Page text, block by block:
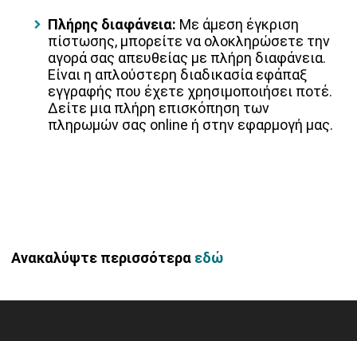
Πλήρης διαφάνεια: Με άμεση έγκριση
πίστωσης, μπορείτε να ολοκληρώσετε την
αγορά σας απευθείας με πλήρη διαφάνεια.
Είναι η απλούστερη διαδικασία εφάπαξ
εγγραφής που έχετε χρησιμοποιήσει ποτέ.
Δείτε μια πλήρη επισκόπηση των
πληρωμών σας online ή στην εφαρμογή μας.
Ανακαλύψτε περισσότερα εδώ